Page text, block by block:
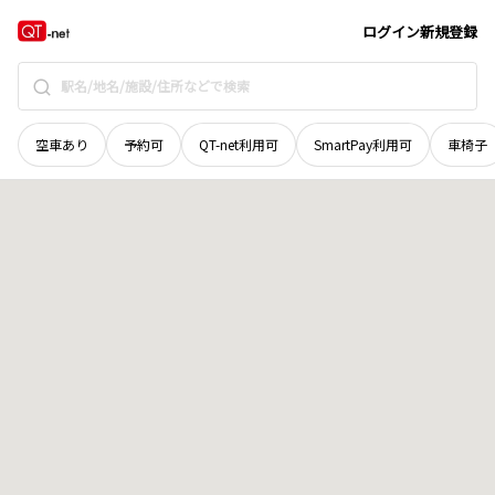
ログイン新規登録
空車あり 予約可 QT-net利用可 SmartPay利用可 車椅子
宮城県